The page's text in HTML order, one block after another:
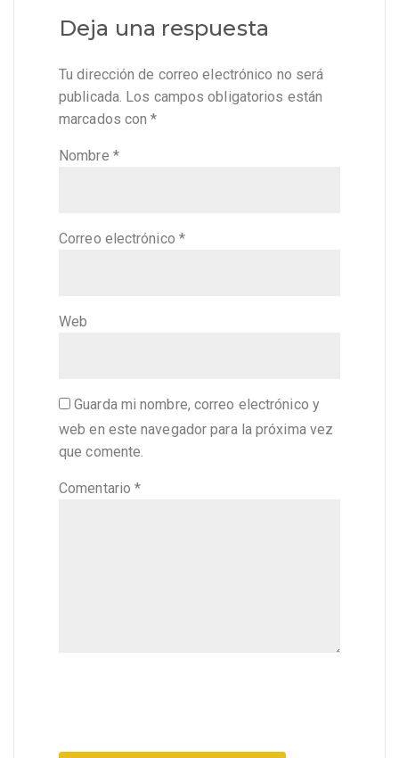
Deja una respuesta
Tu dirección de correo electrónico no será
publicada. Los campos obligatorios están
marcados con*
Nombre *
Correo electrónico *
Web
Guarda mi nombre, correo electrónico y
web en este navegador para la próxima vez
que comente.
Comentario*